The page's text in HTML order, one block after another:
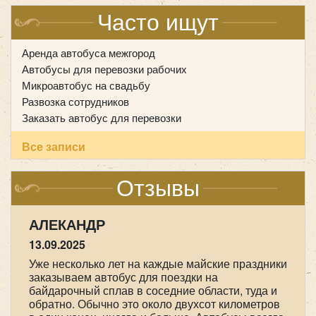
Часто ищут
Аренда автобуса межгород
Автобусы для перевозки рабочих
Микроавтобус на свадьбу
Развозка сотрудников
Заказать автобус для перевозки
Все записи
Отзывы
АЛЕКАНДР
13.09.2025
Уже несколько лет на каждые майские праздники
заказываем автобус для поездки на
байдарочный сплав в соседние области, туда и
обратно. Обычно это около двухсот километров
Обслуживание туристических групп:
Регулярные поездки на экскурсии или по
туристическим маршрутам.
Удобство для туроператоров и клиентов.
Пример: в области регулярные пассажирские
перевозки особенно востребованы для доставки
работников в промышленные зоны или на
строительные объекты.
Как заказывать автобусы
для регулярных перевозок
Организация регулярных пассажирских перевозок
Адаптируйте маршрут к погодным условиям
Для зимнего периода выберите дороги с хорошей
очисткой и освещением.
Пример: при разработке маршрутов для школьных
автобусов важно учитывать близость школ и
безопасность остановок.
Hyundai Grand Starex H1 черный